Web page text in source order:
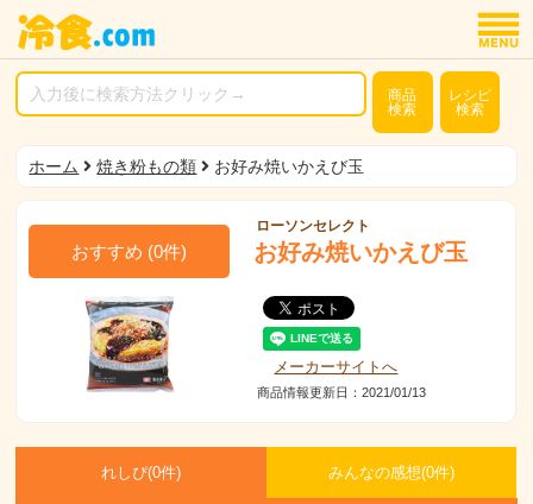
商品
検索
レシピ
検索
ホーム 焼き粉もの類 お好み焼いかえび玉
おすすめ (0件)
ローソンセレクト
お好み焼いかえび玉
メーカーサイトへ
商品情報更新日：2021/01/13
れしぴ(0件) みんなの感想(0件)